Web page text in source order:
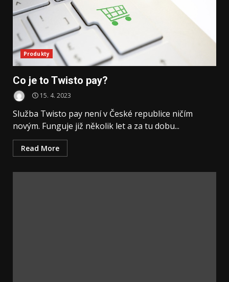
Produkty
Co je to Twisto pay?
15. 4. 2023
Služba Twisto pay není v České republice ničím
novým. Funguje již několik let a za tu dobu...
Read More